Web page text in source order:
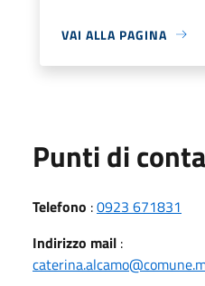
VAI ALLA PAGINA
Punti di
Telefono :0923 671831
Indirizzo mail :